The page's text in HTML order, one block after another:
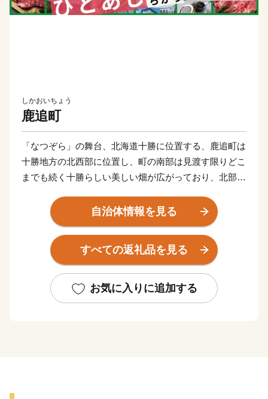
しかおいちょう
鹿追町
「なつぞら」の舞台、北海道十勝に位置する、鹿追町は
十勝地方の北西部に位置し、町の南部は見渡す限りどこ
までも続く十勝らしい美しい畑が広がっており、北部に
を有し、その中に北海道で一番高い標高の湖「然別湖
（しかりべつこ）」がある自然豊かな町です。
農業と観光を主な産業としており、農業生産の半分以上
などを国内最大級の「バイオガスプラント」で処理し、
発生したバイオマスエネルギーを利用した循環型農業を
自治体情報を見る
すべての返礼品を見る
お気に入りに追加する